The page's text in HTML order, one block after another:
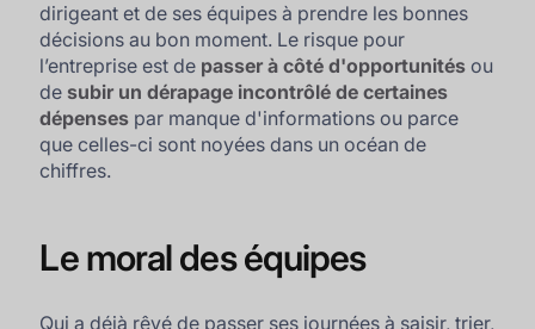
dirigeant et de ses équipes à prendre les bonnes
décisions au bon moment. Le risque pour
l’entreprise est de passer à côté d'opportunités ou
de subir un dérapage incontrôlé de certaines
dépenses par manque d'informations ou parce
que celles-ci sont noyées dans un océan de
chiffres.
Le moral des équipes
Qui a déjà rêvé de passer ses journées à saisir, trier,